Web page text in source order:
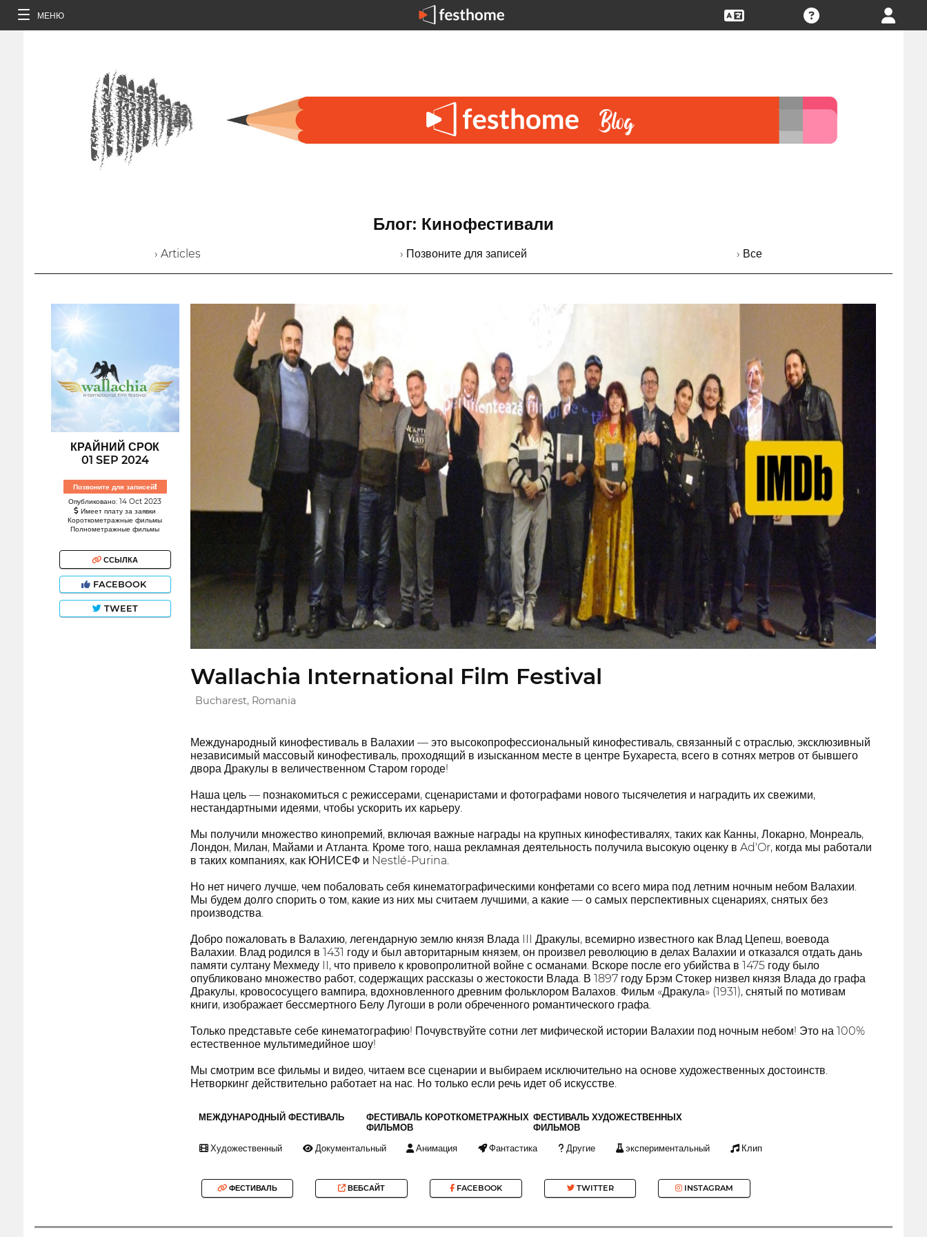
МЕНЮ
Блог: Кинофестивали
› Articles › Позвоните для записей › Все
КРАЙНИЙ СРОК
01 SEP 2024
Позвоните для записей!
Опубликовано: 14 Oct 2023
Имеет плату за заявки
Короткометражные фильмы
Полнометражные фильмы
ССЫЛКА
FACEBOOK
TWEET
Wallachia International Film Festival
Bucharest, Romania
Международный кинофестиваль в Валахии — это высокопрофессиональный кинофестиваль, связанный с отраслью, эксклюзивный
независимый массовый кинофестиваль, проходящий в изысканном месте в центре Бухареста, всего в сотнях метров от бывшего
двора Дракулы в величественном Старом городе!
Наша цель — познакомиться с режиссерами, сценаристами и фотографами нового тысячелетия и наградить их свежими,
нестандартными идеями, чтобы ускорить их карьеру.
Мы получили множество кинопремий, включая важные награды на крупных кинофестивалях, таких как Канны, Локарно, Монреаль,
Лондон, Милан, Майами и Атланта. Кроме того, наша рекламная деятельность получила высокую оценку в Ad'Or, когда мы работали
в таких компаниях, как ЮНИСЕФ и Nestlé-Purina.
Но нет ничего лучше, чем побаловать себя кинематографическими конфетами со всего мира под летним ночным небом Валахии.
Мы будем долго спорить о том, какие из них мы считаем лучшими, а какие — о самых перспективных сценариях, снятых без
производства.
Добро пожаловать в Валахию, легендарную землю князя Влада III Дракулы, всемирно известного как Влад Цепеш, воевода
Валахии. Влад родился в 1431 году и был авторитарным князем, он произвел революцию в делах Валахии и отказался отдать дань
памяти султану Мехмеду II, что привело к кровопролитной войне с османами. Вскоре после его убийства в 1475 году было
опубликовано множество работ, содержащих рассказы о жестокости Влада. В 1897 году Брэм Стокер низвел князя Влада до графа
Дракулы, кровососущего вампира, вдохновленного древним фольклором Валахов. Фильм «Дракула» (1931), снятый по мотивам
книги, изображает бессмертного Белу Лугоши в роли обреченного романтического графа.
Только представьте себе кинематографию! Почувствуйте сотни лет мифической истории Валахии под ночным небом! Это на 100%
естественное мультимедийное шоу!
Мы смотрим все фильмы и видео, читаем все сценарии и выбираем исключительно на основе художественных достоинств.
Нетворкинг действительно работает на нас. Но только если речь идет об искусстве.
МЕЖДУНАРОДНЫЙ ФЕСТИВАЛЬ
ФЕСТИВАЛЬ КОРОТКОМЕТРАЖНЫХ
ФИЛЬМОВ
ФЕСТИВАЛЬ ХУДОЖЕСТВЕННЫХ
ФИЛЬМОВ
Художественный Документальный Анимация Фантастика Другие экспериментальный Клип
ФЕСТИВАЛЬ ВЕБСАЙТ FACEBOOK TWITTER INSTAGRAM